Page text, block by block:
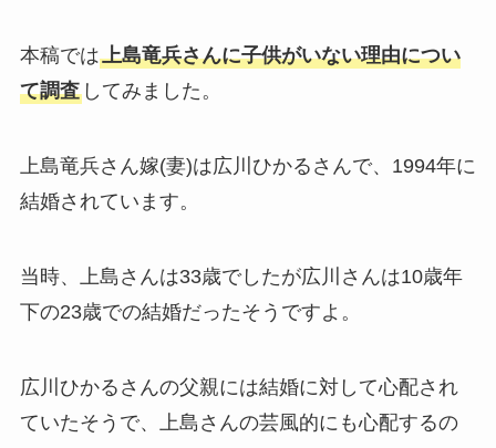
本稿では上島竜兵さんに子供がいない理由につい
て調査してみました。
上島竜兵さん嫁(妻)は広川ひかるさんで、1994年に
結婚されています。
当時、上島さんは33歳でしたが広川さんは10歳年
下の23歳での結婚だったそうですよ。
広川ひかるさんの父親には結婚に対して心配され
ていたそうで、上島さんの芸風的にも心配するの